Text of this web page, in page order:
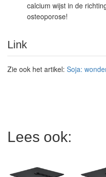
calcium wijst in de
osteoporose!
Link
Zie ook het artikel: Soja:
Lees ook: